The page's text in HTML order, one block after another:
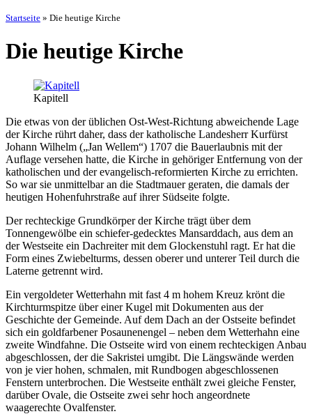
Startseite » Die heutige Kirche
Die heutige Kirche
Kapitell
Die etwas von der üblichen Ost-West-Richtung abweichende Lage
der Kirche rührt daher, dass der katholische Landesherr Kurfürst
Johann Wilhelm („Jan Wellem“) 1707 die Bauerlaubnis mit der
Auflage versehen hatte, die Kirche in gehöriger Entfernung von der
katholischen und der evangelisch-reformierten Kirche zu errichten.
So war sie unmittelbar an die Stadtmauer geraten, die damals der
heutigen Hohenfuhrstraße auf ihrer Südseite folgte.
Der rechteckige Grundkörper der Kirche trägt über dem
Tonnengewölbe ein schiefer-gedecktes Mansarddach, aus dem an
der Westseite ein Dachreiter mit dem Glockenstuhl ragt. Er hat die
Form eines Zwiebelturms, dessen oberer und unterer Teil durch die
Laterne getrennt wird.
Ein vergoldeter Wetterhahn mit fast 4 m hohem Kreuz krönt die
Kirchturmspitze über einer Kugel mit Dokumenten aus der
Geschichte der Gemeinde. Auf dem Dach an der Ostseite befindet
sich ein goldfarbener Posaunenengel – neben dem Wetterhahn eine
zweite Windfahne. Die Ostseite wird von einem rechteckigen Anbau
abgeschlossen, der die Sakristei umgibt. Die Längswände werden
von je vier hohen, schmalen, mit Rundbogen abgeschlossenen
Fenstern unterbrochen. Die Westseite enthält zwei gleiche Fenster,
darüber Ovale, die Ostseite zwei sehr hoch angeordnete
waagerechte Ovalfenster.